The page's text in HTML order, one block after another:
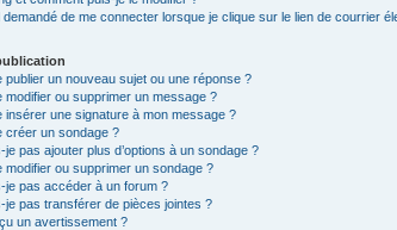
demandé de me connecter lorsque je clique sur le lien de courrier
publier un nouveau sujet ou une réponse ?
modifier ou supprimer un message ?
insérer une signature à mon message ?
créer un sondage ?
je pas ajouter plus d’options à un sondage ?
modifier ou supprimer un sondage ?
je pas accéder à un forum ?
je pas transférer de pièces jointes ?
un avertissement ?